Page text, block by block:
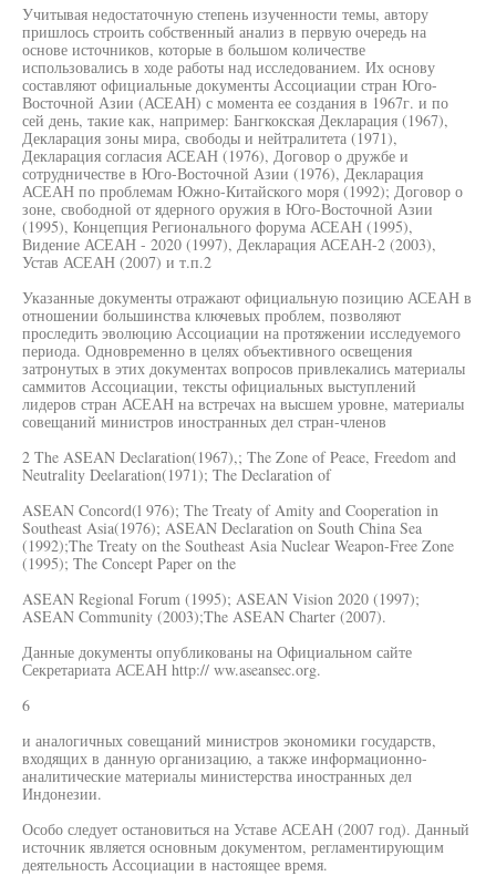
Учитывая недостаточную степень изученности темы, автору
пришлось строить собственный анализ в первую очередь на
основе источников, которые в большом количестве
использовались в ходе работы над исследованием. Их основу
составляют официальные документы Ассоциации стран Юго-
Восточной Азии (АСЕАН) с момента ее создания в 1967г. и по
сей день, такие как, например: Бангкокская Декларация (1967),
Декларация зоны мира, свободы и нейтралитета (1971),
Декларация согласия АСЕАН (1976), Договор о дружбе и
сотрудничестве в Юго-Восточной Азии (1976), Декларация
АСЕАН по проблемам Южно-Китайского моря (1992); Договор о
зоне, свободной от ядерного оружия в Юго-Восточной Азии
(1995), Концепция Регионального форума АСЕАН (1995),
Видение АСЕАН - 2020 (1997), Декларация АСЕАН-2 (2003),
Устав АСЕАН (2007) и т.п.2
Указанные документы отражают официальную позицию АСЕАН в
отношении большинства ключевых проблем, позволяют
проследить эволюцию Ассоциации на протяжении исследуемого
периода. Одновременно в целях объективного освещения
затронутых в этих документах вопросов привлекались материалы
саммитов Ассоциации, тексты официальных выступлений
лидеров стран АСЕАН на встречах на высшем уровне, материалы
совещаний министров иностранных дел стран-членов
2 The ASEAN Declaration(1967),; The Zone of Peace, Freedom and
Neutrality Deelaration(1971); The Declaration of
ASEAN Concord(l 976); The Treaty of Amity and Cooperation in
Southeast Asia(1976); ASEAN Declaration on South China Sea
(1992);The Treaty on the Southeast Asia Nuclear Weapon-Free Zone
(1995); The Concept Paper on the
ASEAN Regional Forum (1995); ASEAN Vision 2020 (1997);
ASEAN Community (2003);The ASEAN Charter (2007).
Данные документы опубликованы на Официальном сайте
Секретариата АСЕАН http:// ww.aseansec.org.
6
и аналогичных совещаний министров экономики государств,
входящих в данную организацию, а также информационно-
аналитические материалы министерства иностранных дел
Индонезии.
Особо следует остановиться на Уставе АСЕАН (2007 год). Данный
источник является основным документом, регламентирующим
деятельность Ассоциации в настоящее время.